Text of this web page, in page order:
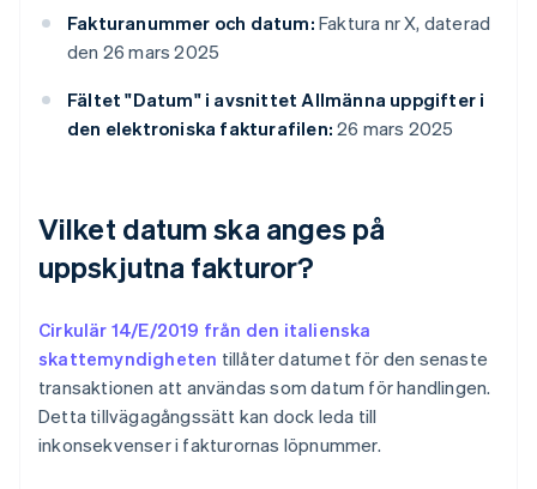
Fakturanummer och datum: Faktura nr X, daterad
den 26 mars 2025
Fältet "Datum" i avsnittet Allmänna uppgifter i
den elektroniska fakturafilen: 26 mars 2025
Vilket datum ska anges på
uppskjutna fakturor?
Cirkulär 14/E/2019 från den italienska
skattemyndigheten tillåter datumet för den senaste
transaktionen att användas som datum för handlingen.
Detta tillvägagångssätt kan dock leda till
inkonsekvenser i fakturornas löpnummer.